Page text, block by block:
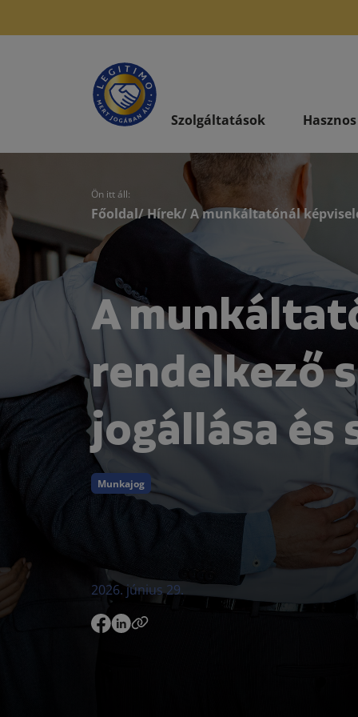
Szolgáltatások
Ön itt áll:
Főoldal/Hírek/ A munkáltatónál
A
rendelkező
jogállása és
Munkajog
2026. június 29.